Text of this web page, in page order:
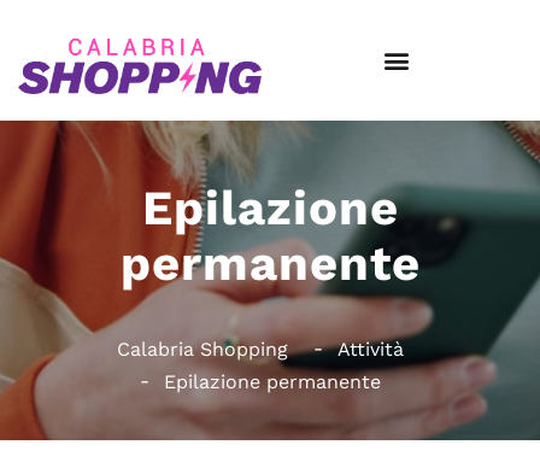
Epilazione
permanente
Calabria Shopping
Attività
Epilazione permanente